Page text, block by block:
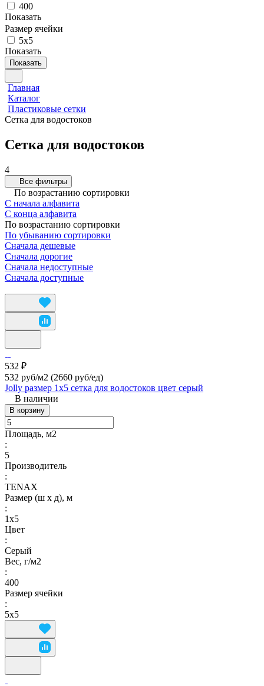
400
Показать
Размер ячейки
5х5
Показать
Показать
Главная
Каталог
Пластиковые сетки
Сетка для водостоков
Сетка для водостоков
4
Все фильтры
По возрастанию сортировки
С начала алфавита
С конца алфавита
По возрастанию сортировки
По убыванию сортировки
Сначала дешевые
Сначала дорогие
Сначала недоступные
Сначала доступные
532 ₽
532 руб/м2 (2660 руб/eд)
Jolly размер 1х5 сетка для водостоков цвет серый
В наличии
В корзину
Площадь, м2
:
5
Производитель
:
TENAX
Размер (ш х д), м
:
1х5
Цвет
:
Серый
Вес, г/м2
:
400
Размер ячейки
:
5х5